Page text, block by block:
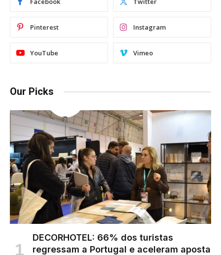
Pinterest Instagram
YouTube Vimeo
Our Picks
DECORHOTEL: 66% dos turistas
regressam a Portugal e aceleram aposta